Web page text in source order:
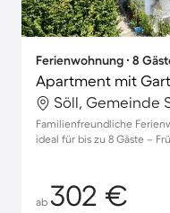
Ferienwohnung ∙ 8
Apartment mit
Söll, Gemeinde
Familienfreundliche
ideal für bis zu 8 Gäste –
ab 302 €